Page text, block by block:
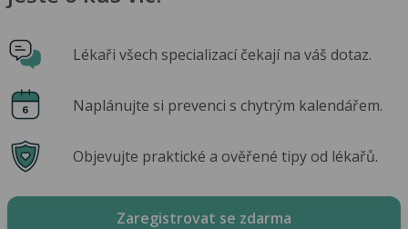
Lékaři všech specializací čekají na váš dotaz.
Naplánujte si prevenci s chytrým kalendářem.
Objevujte praktické a ověřené tipy od lékařů.
Zaregistrovat se zdarma